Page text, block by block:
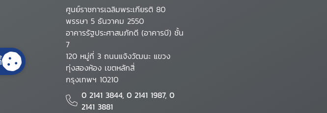
ศูนย์ราชการเฉลิมพระเกียรติ 80
พรรษา 5 ธันวาคม 2550
อาคารรัฐประศาสนภักดี (อาคารบี) ชั้น
7
120 หมู่ที่ 3 ถนนแจ้งวัฒนะ แขวง
ทุ่งสองห้อง เขตหลักสี่
กรุงเทพฯ 10210
0 2141 3844, 0 2141 1987, 0
2141 3881